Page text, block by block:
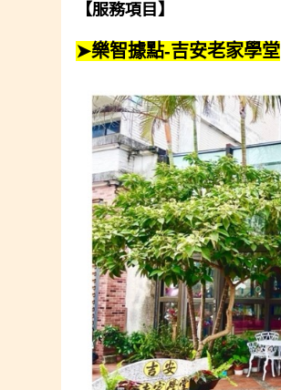
【服務項目】
➤樂智據點-吉安老家學堂